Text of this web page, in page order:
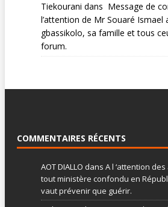
Tiekourani dans Message de
l’attention de Mr Souaré Ismael
gbassikolo, sa famille et tous
forum.
COMMENTAIRES RÉCENTS
AOT DIALLO dans A l ‘attention
tout ministère confondu en
vaut prévenir que guérir.